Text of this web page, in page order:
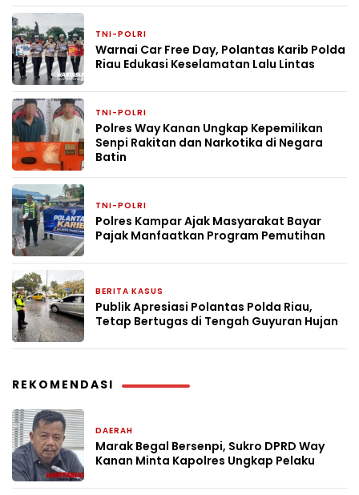
TNI-POLRI
Warnai Car Free Day, Polantas Karib Polda
Riau Edukasi Keselamatan Lalu Lintas
TNI-POLRI
Polres Way Kanan Ungkap Kepemilikan
Senpi Rakitan dan Narkotika di Negara
Batin
TNI-POLRI
Polres Kampar Ajak Masyarakat Bayar
Pajak Manfaatkan Program Pemutihan
BERITA KASUS
Publik Apresiasi Polantas Polda Riau,
Tetap Bertugas di Tengah Guyuran Hujan
REKOMENDASI
DAERAH
Marak Begal Bersenpi, Sukro DPRD Way
Kanan Minta Kapolres Ungkap Pelaku